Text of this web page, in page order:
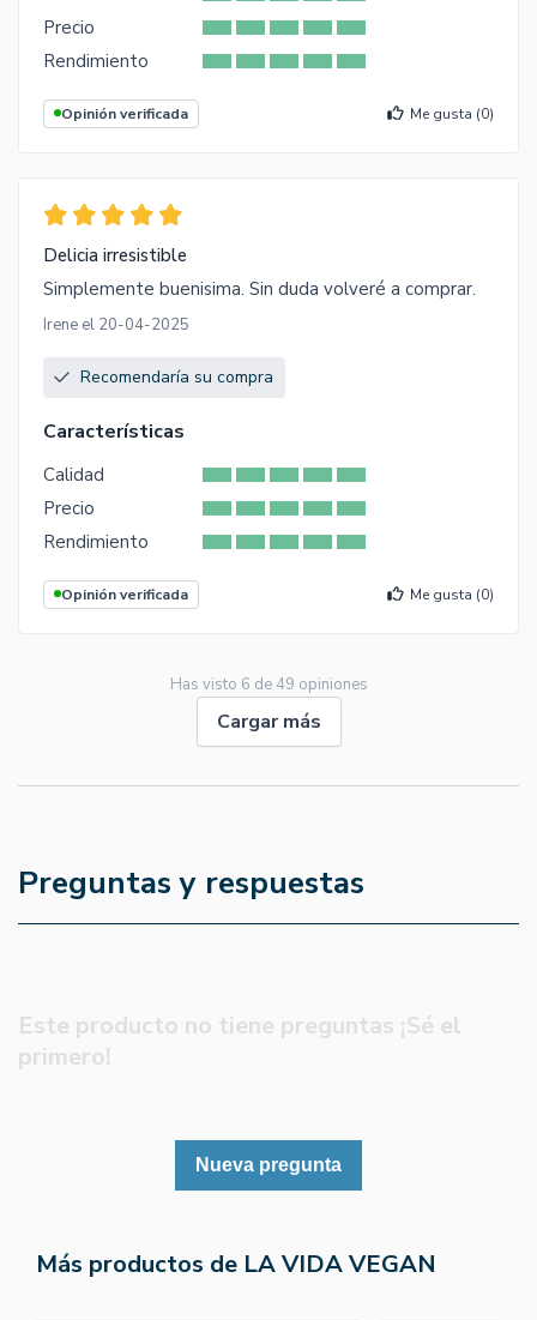
Precio
Rendimiento
Opinión verificada Me gusta (0)
Delicia irresistible
Simplemente buenisima. Sin duda volveré a comprar.
Irene el 20-04-2025
Recomendaría su compra
Características
Calidad
Precio
Rendimiento
Opinión verificada Me gusta (0)
Has visto 6 de 49 opiniones
Cargar más
Preguntas y respuestas
Este producto no tiene preguntas ¡Sé el
primero!
Nueva pregunta
Más productos de LA VIDA VEGAN